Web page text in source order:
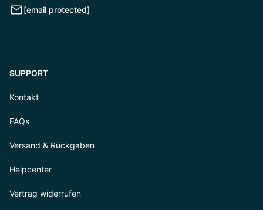
[email protected]
SUPPORT
Kontakt
FAQs
Versand & Rückgaben
Helpcenter
Vertrag widerrufen